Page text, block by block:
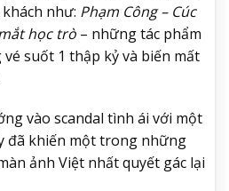
như: Phạm Công – Cúc
học trò – những tác phẩm
suốt 1 thập kỷ và biến mất
vào scandal tình ái với một
đã khiến một trong những
ảnh Việt nhất quyết gác lại